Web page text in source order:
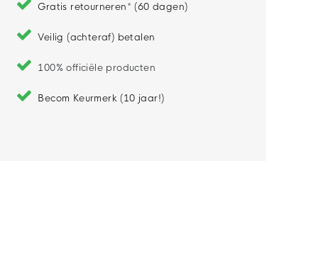
Gratis retourneren* (60 dagen)
Veilig (achteraf) betalen
100% officiële producten
Becom Keurmerk (10 jaar!)